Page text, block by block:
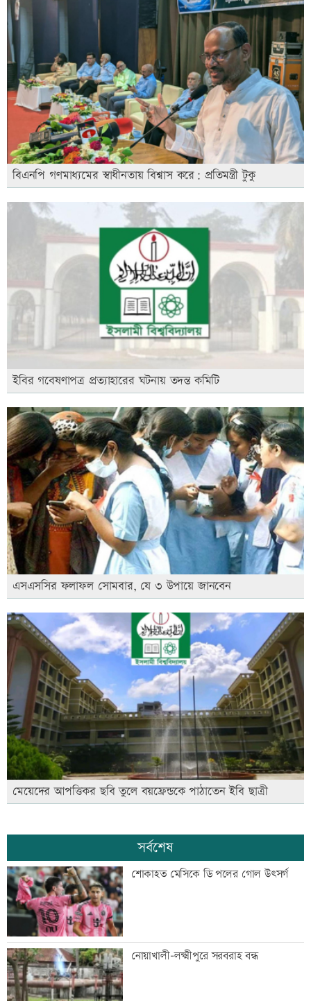
বিএনপি গণমাধ্যমের স্বাধীনতায় বিশ্বাস করে: প্রতিমন্ত্রী টুকু
ইবির গবেষণাপত্র প্রত্যাহারের ঘটনায় তদন্ত কমিটি
এসএসসির ফলাফল সোমবার, যে ৩ উপায়ে জানবেন
মেয়েদের আপত্তিকর ছবি তুলে বয়ফ্রেন্ডকে পাঠাতেন ইবি ছাত্রী
সর্বশেষ
শোকাহত মেসিকে ডি পলের গোল উৎসর্গ
নোয়াখালী-লক্ষ্মীপুরে সরবরাহ বন্ধ